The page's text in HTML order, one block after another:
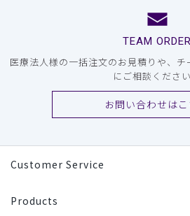
TEAM ORDER
医療法人様の一括注文のお見積りや、
にご相談ください
お問い合わせはこ
Customer Service
Products